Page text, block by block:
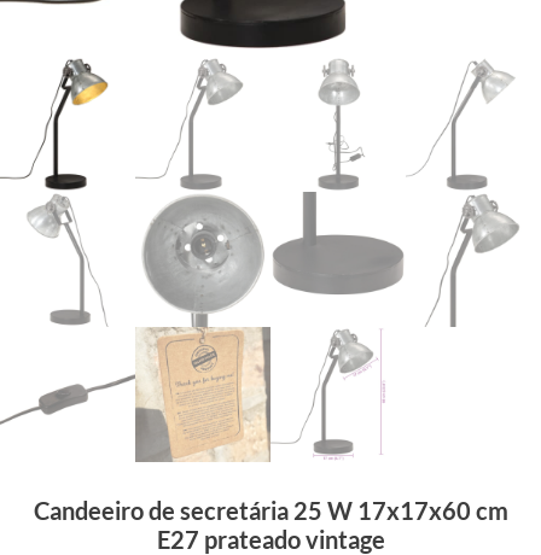
Candeeiro de secretária 25 W 17x17x60 cm
E27 prateado vintage